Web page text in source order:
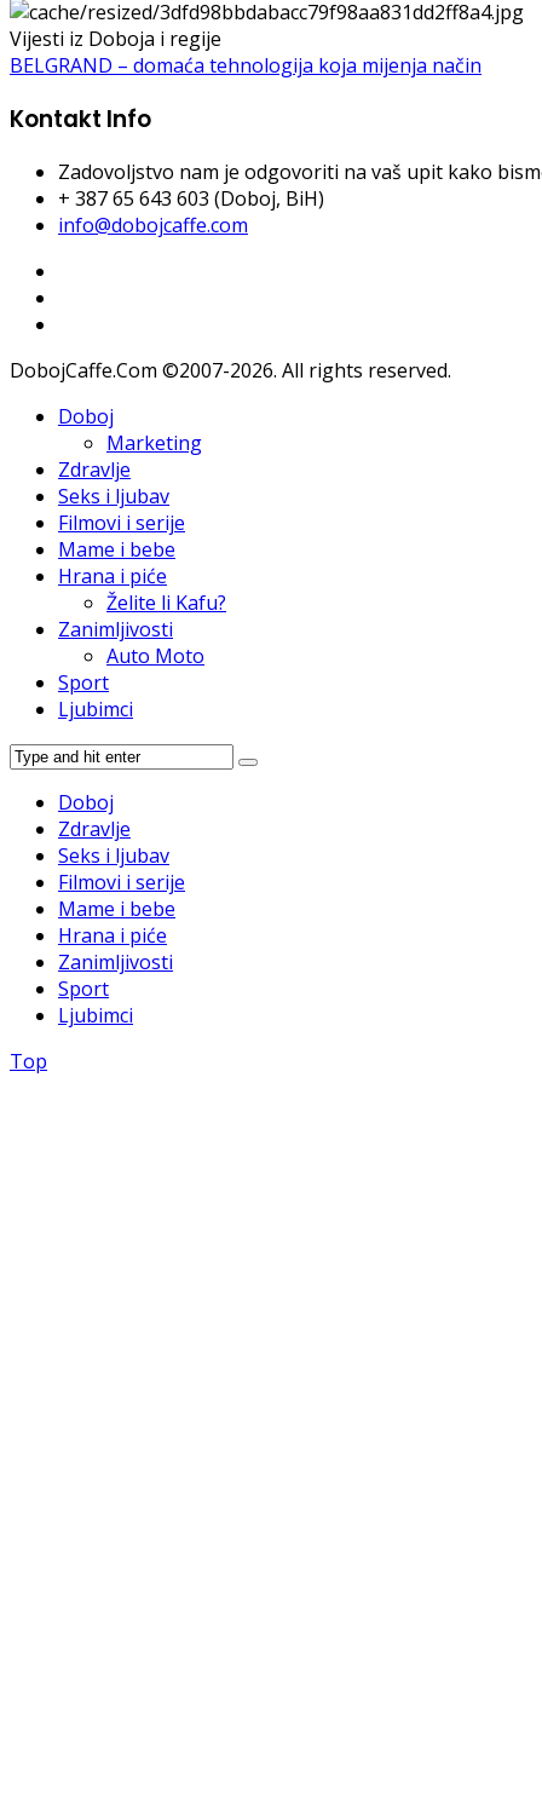
Vijesti iz Doboja i regije
BELGRAND – domaća tehnologija koja mijenja način
Kontakt Info
Zadovoljstvo nam je odgovoriti na vaš upit kako
+ 387 65 643 603 (Doboj, BiH)
info@dobojcaffe.com
DobojCaffe.Com ©2007-2026. All rights reserved.
Doboj
Marketing
Zdravlje
Seks i ljubav
Filmovi i serije
Mame i bebe
Hrana i piće
Želite li Kafu?
Zanimljivosti
Auto Moto
Sport
Ljubimci
Doboj
Zdravlje
Seks i ljubav
Filmovi i serije
Mame i bebe
Hrana i piće
Zanimljivosti
Sport
Ljubimci
Top